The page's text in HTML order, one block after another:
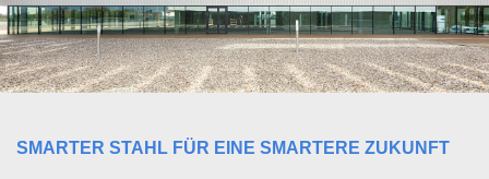
SMARTER STAHL FÜR EINE SMARTERE ZUKUNFT